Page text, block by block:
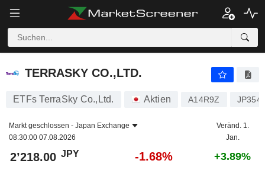
TERRASKY CO.,LTD.
TERRASKY CO.,LTD.
ETFs TerraSky Co.,Ltd. Aktien A14R9Z
Markt geschlossen - Japan Exchange
08:30:00 07.08.2026
Veränd. 1.
Jan.
2’218.00 JPY -1.68% +3.89%